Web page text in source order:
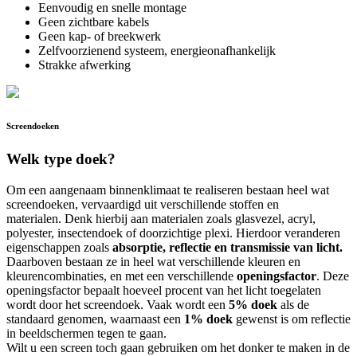
Eenvoudig en snelle montage
Geen zichtbare kabels
Geen kap- of breekwerk
Zelfvoorzienend systeem, energieonafhankelijk
Strakke afwerking
Screendoeken
Welk type doek?
Om een aangenaam binnenklimaat te realiseren bestaan heel wat
screendoeken, vervaardigd uit verschillende stoffen en
materialen. Denk hierbij aan materialen zoals glasvezel, acryl,
polyester, insectendoek of doorzichtige plexi. Hierdoor veranderen
eigenschappen zoals absorptie, reflectie en transmissie van licht.
Daarboven bestaan ze in heel wat verschillende kleuren en
kleurencombinaties, en met een verschillende openingsfactor. Deze
openingsfactor bepaalt hoeveel procent van het licht toegelaten
wordt door het screendoek. Vaak wordt een 5% doek als de
standaard genomen, waarnaast een 1% doek gewenst is om reflectie
in beeldschermen tegen te gaan.
Wilt u een screen toch gaan gebruiken om het donker te maken in de